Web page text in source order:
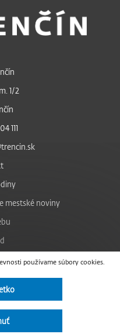
používame súbory cookies.
1/2
111
mestské noviny